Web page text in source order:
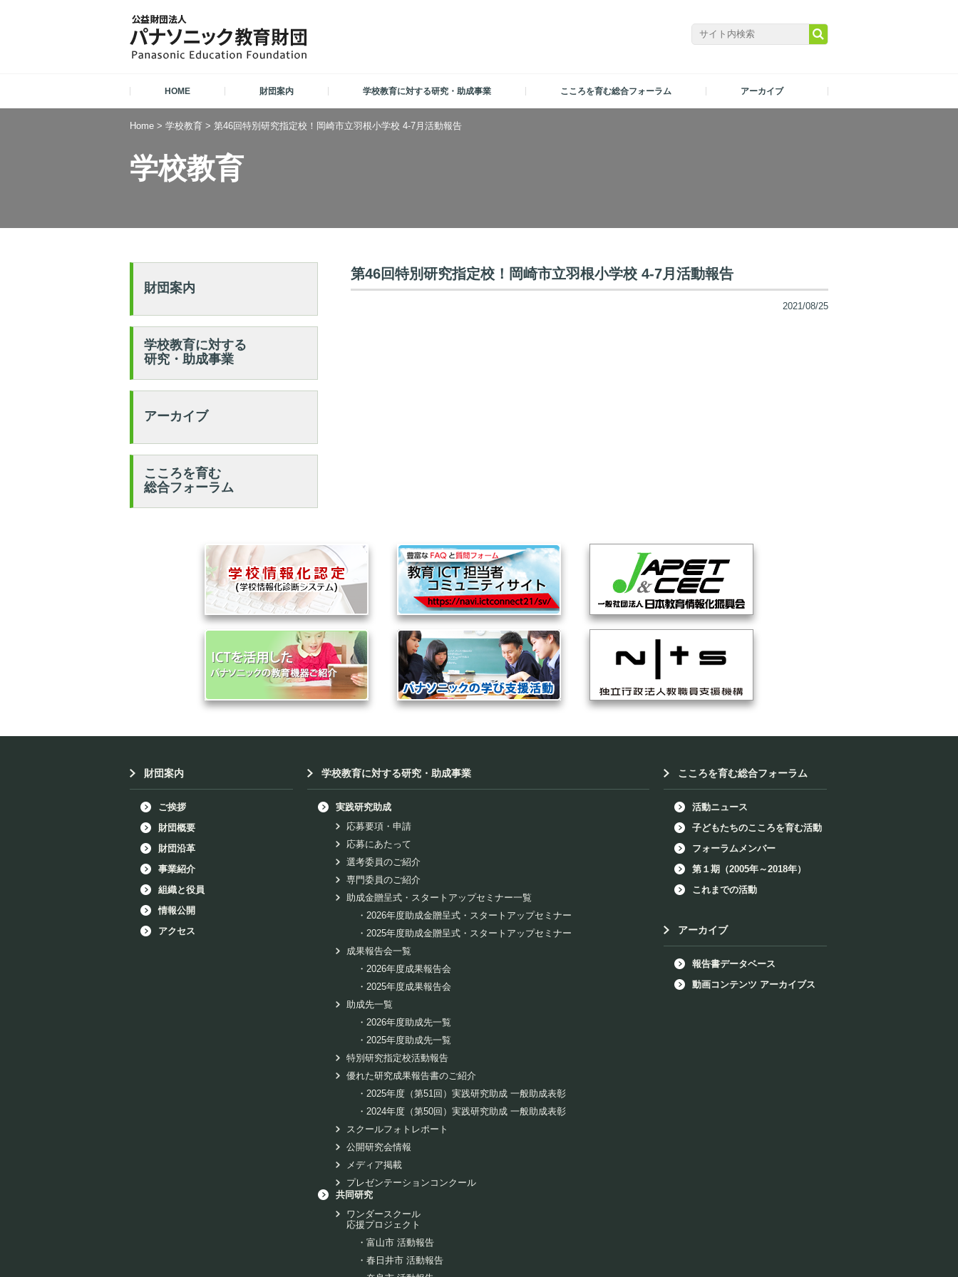
HOME 財団案内 学校教育に対する研究・助成事業 こころを育む総合フォーラム アーカイブ
Home > 学校教育 > 第46回特別研究指定校！岡崎市立羽根小学校 4-7月活動報告
学校教育
第46回特別研究指定校！岡崎市立羽根小学校 4-7月活動報告
2021/08/25
財団案内
学校教育に対する
研究・助成事業
アーカイブ
こころを育む
総合フォーラム
財団案内
ご挨拶
財団概要
財団沿革
事業紹介
組織と役員
情報公開
アクセス
学校教育に対する研究・助成事業
実践研究助成
応募要項・申請
応募にあたって
選考委員のご紹介
専門委員のご紹介
助成金贈呈式・スタートアップセミナー一覧
・ 2026年度助成金贈呈式・スタートアップセミナー
・ 2025年度助成金贈呈式・スタートアップセミナー
成果報告会一覧
・ 2026年度成果報告会
・ 2025年度成果報告会
助成先一覧
・ 2026年度助成先一覧
・ 2025年度助成先一覧
特別研究指定校活動報告
優れた研究成果報告書のご紹介
・ 2025年度（第51回）実践研究助成 一般助成表彰
・ 2024年度（第50回）実践研究助成 一般助成表彰
スクールフォトレポート
公開研究会情報
メディア掲載
プレゼンテーションコンクール
共同研究
ワンダースクール
応援プロジェクト
・ 富山市 活動報告
・ 春日井市 活動報告
こころを育む総合フォーラム
活動ニュース
子どもたちのこころを育む活動
フォーラムメンバー
第１期（2005年～2018年）
これまでの活動
アーカイブ
報告書データベース
動画コンテンツ アーカイブス